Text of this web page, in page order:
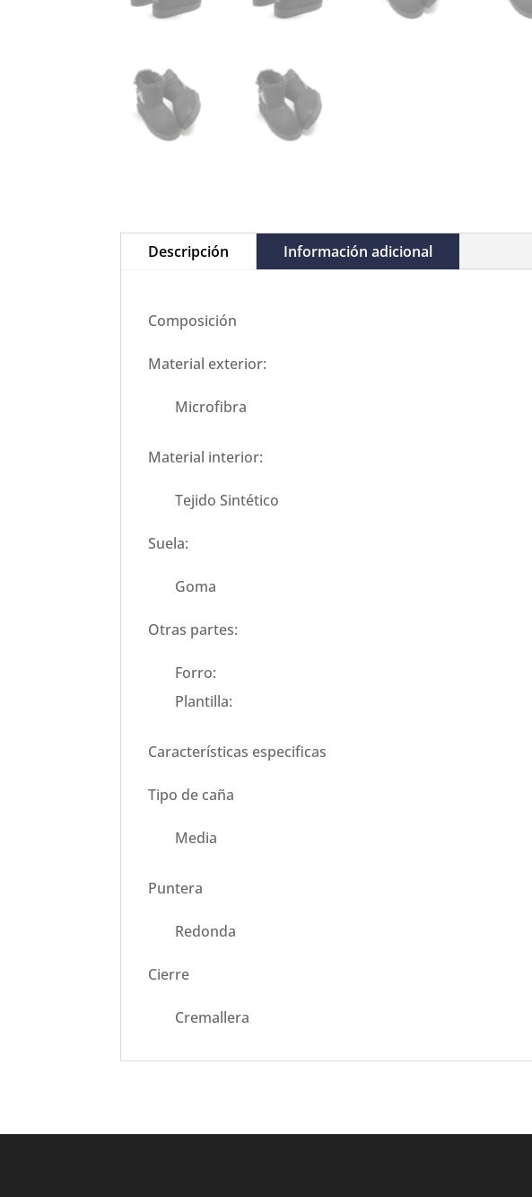
Descripción Información adicional
Composición
Material exterior:
Microfibra
Material interior:
Tejido Sintético
Suela:
Goma
Otras partes:
Forro:
Plantilla:
Características especificas
Tipo de caña
Media
Puntera
Redonda
Cierre
Cremallera